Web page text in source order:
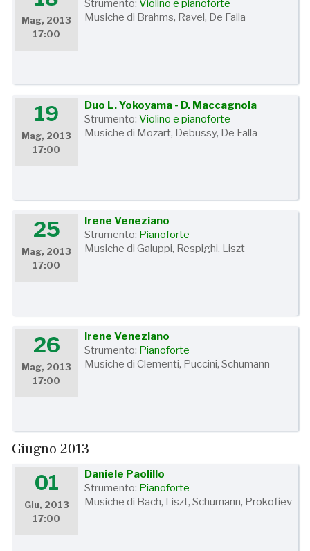
Mag, 2013
17:00
Strumento: Violino e pianoforte
Musiche di Brahms, Ravel, De Falla
19
Mag, 2013
17:00
Duo L. Yokoyama - D. Maccagnola
Strumento:Violino e pianoforte
Musiche di Mozart, Debussy, De Falla
25
Mag, 2013
17:00
Irene Veneziano
Strumento: Pianoforte
Musiche di Galuppi, Respighi, Liszt
26
Mag, 2013
17:00
Irene Veneziano
Strumento: Pianoforte
Musiche di Clementi, Puccini, Schumann
Giugno 2013
01
Giu, 2013
17:00
Daniele Paolillo
Strumento: Pianoforte
Musiche di Bach, Liszt, Schumann, Prokofiev